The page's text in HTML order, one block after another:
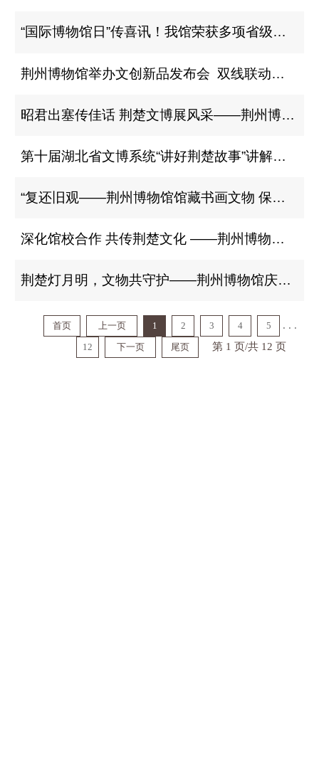
“国际博物馆日”传喜讯！我馆荣获多项省级大奖
荆州博物馆举办文创新品发布会 双线联动诠释“联结世界的桥梁”
昭君出塞传佳话 荆楚文博展风采——荆州博物馆在第二届“昭君杯”讲解邀请赛中荣获佳绩
第十届湖北省文博系统“讲好荆楚故事”讲解推介活动在荆州圆满落幕
“复还旧观——荆州博物馆馆藏书画文物 保护修复成果展”开展
深化馆校合作 共传荆楚文化 ——荆州博物馆与湖北美术学院艺术人文学院共建人才培养基地
荆楚灯月明，文物共守护——荆州博物馆庆元宵暨《中华人民共和国文物保护法》实施一周年主题活动圆满举行
首页 上一页 1 2 3 4 5 . . .
12 下一页 尾页 第 1 页/共 12 页